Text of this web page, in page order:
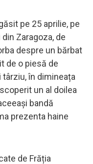
pe 25 aprilie, pe
Zaragoza, de
despre un bărbat
de o piesă de
în dimineața
un al doilea
bandă
prezenta haine
de Frăția